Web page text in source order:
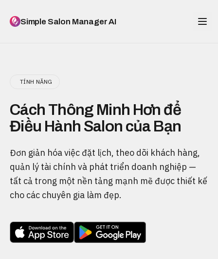
Simple Salon Manager AI
TÍNH NĂNG
Cách Thông Minh Hơn để
Điều Hành Salon của Bạn
Đơn giản hóa việc đặt lịch, theo dõi khách hàng,
quản lý tài chính và phát triển doanh nghiệp —
tất cả trong một nền tảng mạnh mẽ được thiết kế
cho các chuyên gia làm đẹp.